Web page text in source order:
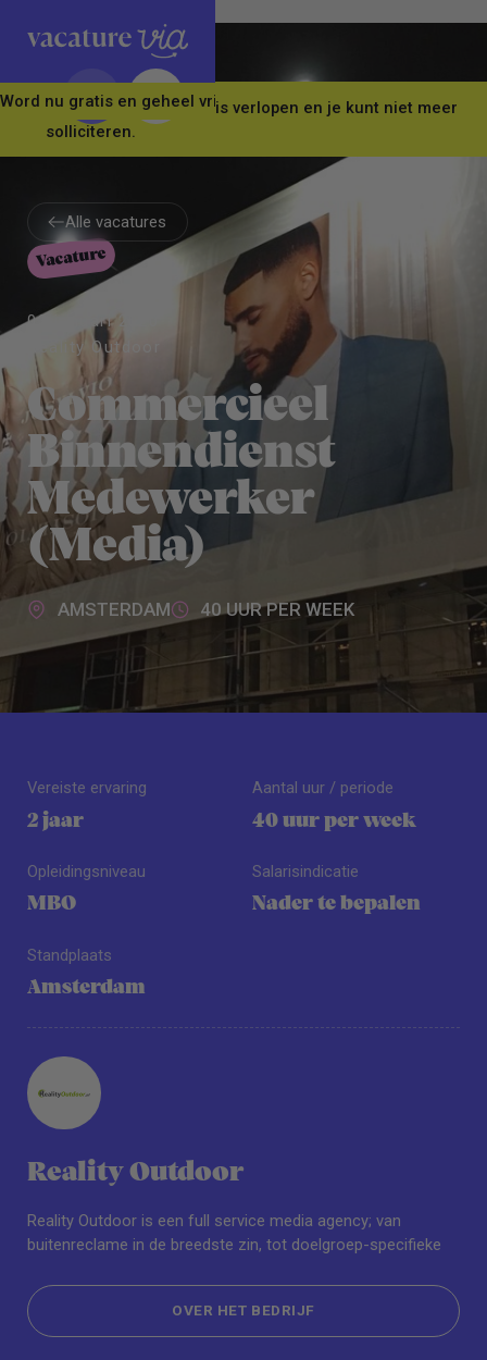
Word nu gratis en geheel vrijblijvend lid van ons Vacature Via
Let op! Deze vacature is verlopen en je kunt niet meer
solliciteren.
Alle vacatures
Alle vacatures
Vacature
03 januari 2020
Reality Outdoor
Commercieel
Binnendienst
Medewerker
(Media)
AMSTERDAM 40 UUR PER WEEK
Vereiste ervaring
2 jaar
Opleidingsniveau
MBO
Standplaats
Amsterdam
Aantal uur / periode
40 uur per week
Salarisindicatie
Nader te bepalen
Reality Outdoor
Reality Outdoor is een full service media agency; van
buitenreclame in de breedste zin, tot doelgroep-specifieke
OVER HET BEDRIJF